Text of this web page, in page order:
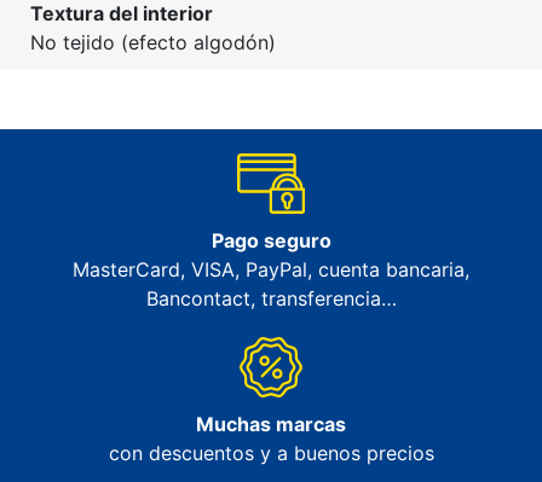
Textura del interior
No tejido (efecto algodón)
Pago seguro
MasterCard, VISA, PayPal, cuenta bancaria,
Bancontact, transferencia…
Muchas marcas
con descuentos y a buenos precios